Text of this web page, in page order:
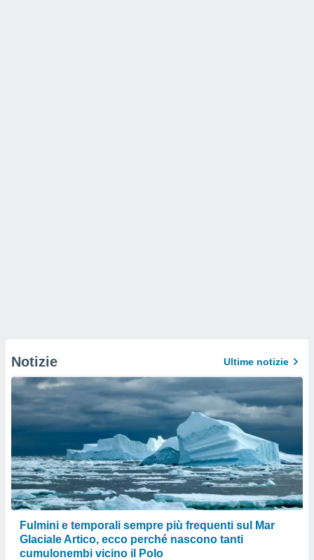
Notizie Ultime notizie
Fulmini e temporali sempre più frequenti sul Mar
Glaciale Artico, ecco perché nascono tanti
cumulonembi vicino il Polo